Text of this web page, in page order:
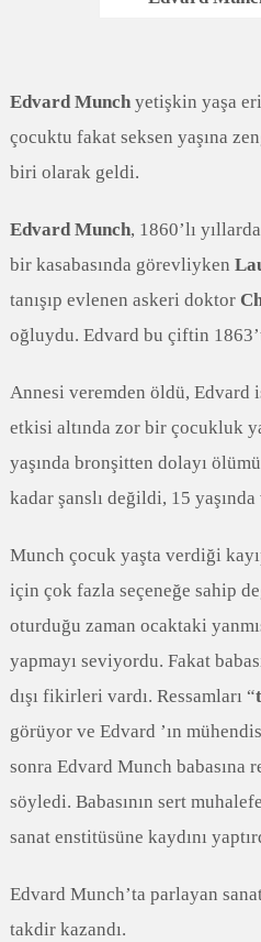
Edvard Munchyetişkin yaşa
çocuktu fakat seksen yaşına
biri olarak geldi.
Edvard Munch, 1860’lı
bir kasabasında görevliyken
tanışıp evlenen askeri doktor
oğluydu. Edvard bu çiftin
Annesi veremden öldü, Edvard
etkisi altında zor bir çocukluk
yaşında bronşitten dolayı
kadar şanslı değildi, 15
Munch çocuk yaşta verdiği
için çok fazla seçeneğe sahip
oturduğu zaman ocaktaki
yapmayı seviyordu. Fakat
dışı fikirleri vardı. Ressamları “
görüyor ve Edvard ’ın
sonra Edvard Munch
söyledi. Babasının sert
sanat enstitüsüne kaydını
Edvard Munch’ta parlayan
takdir kazandı.